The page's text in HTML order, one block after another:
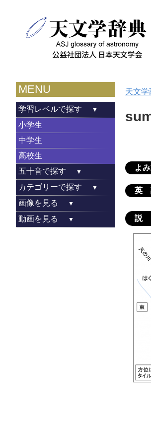
MENU
学習レベルで探す
小学生
中学生
高校生
五十音で探す
カテゴリーで探す
画像を見る
動画を見る
天文学
よ
英
説